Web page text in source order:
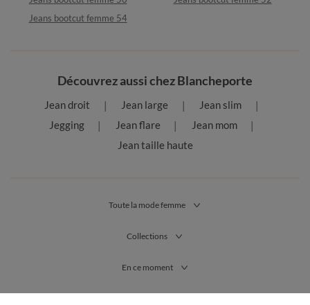
Jeans bootcut femme 54
Découvrez aussi chez Blancheporte
Jean droit Jean large
Jean slim
Jegging
Jean flare
Jean mom
Jean taille haute
Toute la mode femme
Collections
En ce moment